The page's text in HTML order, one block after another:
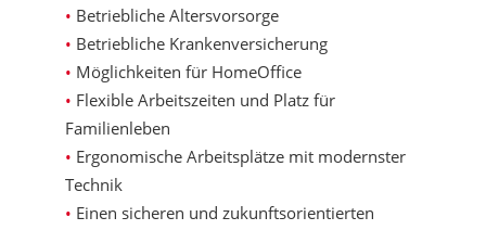
Betriebliche Altersvorsorge
Betriebliche Krankenversicherung
Möglichkeiten für HomeOffice
Flexible Arbeitszeiten und Platz für
Familienleben
Ergonomische Arbeitsplätze mit modernster
Technik
Einen sicheren und zukunftsorientierten